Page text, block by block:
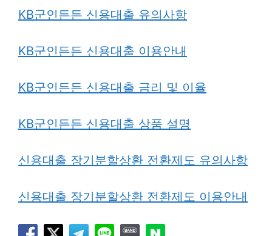
KB군인든든 신용대출 유의사항
KB군인든든 신용대출 이용안내
KB군인든든 신용대출 금리 및 이율
KB군인든든 신용대출 상품 설명
신용대출 장기분할상환 전환제도 유의사항
신용대출 장기분할상환 전환제도 이용안내